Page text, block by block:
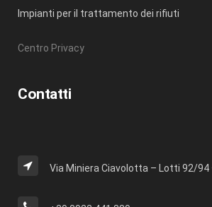
Impianti per il trattamento dei rifiuti
Centro Privacy
Contatti
Via Miniera Ciavolotta – Lotti 92/94